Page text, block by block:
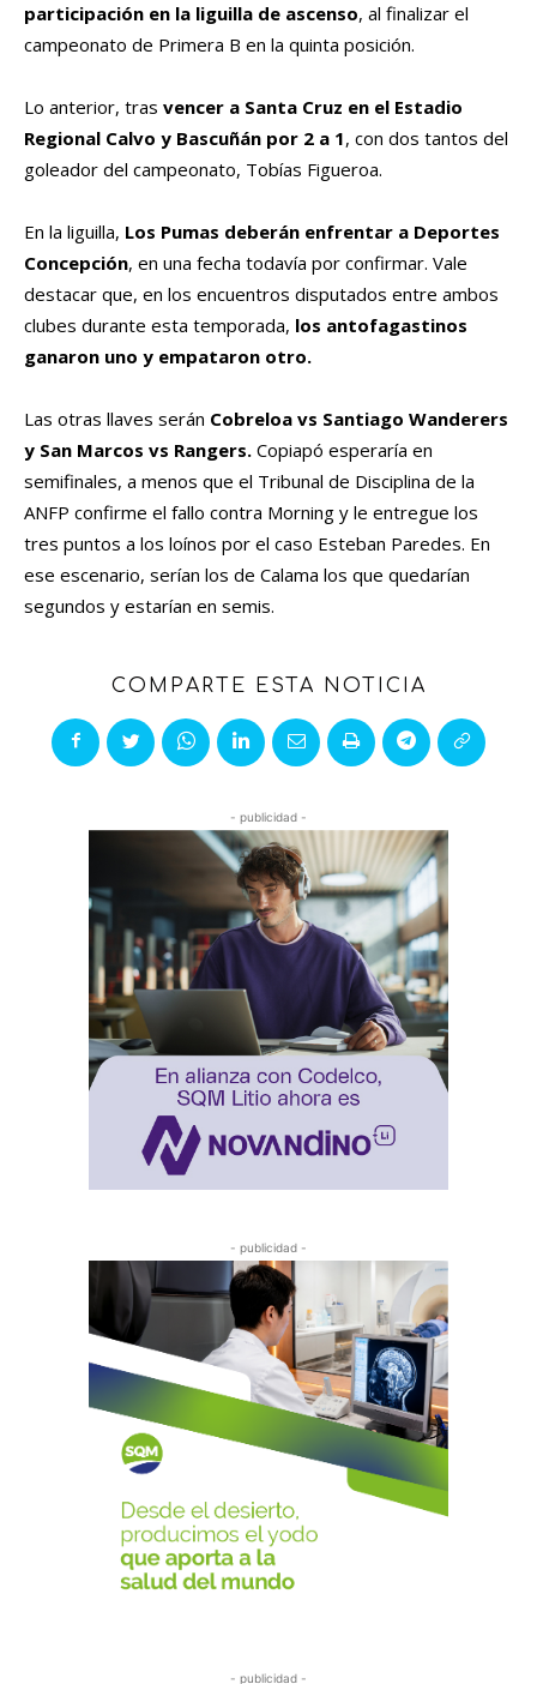
participación en la liguilla de ascenso, al finalizar el
campeonato de Primera B en la quinta posición.
Lo anterior, tras vencer a Santa Cruz en el Estadio
Regional Calvo y Bascuñán por 2 a 1, con dos tantos del
goleador del campeonato, Tobías Figueroa.
En la liguilla, Los Pumas deberán enfrentar a Deportes
Concepción, en una fecha todavía por confirmar. Vale
destacar que, en los encuentros disputados entre ambos
clubes durante esta temporada, los antofagastinos
ganaron uno y empataron otro.
Las otras llaves serán Cobreloa vs Santiago Wanderers
y San Marcos vs Rangers. Copiapó esperaría en
semifinales, a menos que el Tribunal de Disciplina de la
ANFP confirme el fallo contra Morning y le entregue los
tres puntos a los loínos por el caso Esteban Paredes. En
ese escenario, serían los de Calama los que quedarían
segundos y estarían en semis.
COMPARTE ESTA NOTICIA
- publicidad -
- publicidad -
- publicidad -